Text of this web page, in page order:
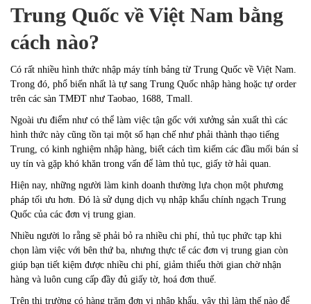
Trung Quốc về Việt Nam bằng
cách nào?
Có rất nhiều hình thức nhập máy tính bảng từ Trung Quốc về Việt Nam.
Trong đó, phổ biến nhất là tự sang Trung Quốc nhập hàng hoặc tự order
trên các sàn TMĐT như Taobao, 1688, Tmall.
Ngoài ưu điểm như có thể làm việc tận gốc với xưởng sản xuất thì các
hình thức này cũng tồn tại một số hạn chế như phải thành thạo tiếng
Trung, có kinh nghiệm nhập hàng, biết cách tìm kiếm các đầu mối bán sỉ
uy tín và gặp khó khăn trong vấn để làm thủ tục, giấy tờ hải quan.
Hiện nay, những người làm kinh doanh thường lựa chọn một phương
pháp tối ưu hơn. Đó là sử dụng dịch vụ nhập khẩu chính ngạch Trung
Quốc của các đơn vị trung gian.
Nhiều người lo rằng sẽ phải bỏ ra nhiều chi phí, thủ tục phức tạp khi
chọn làm việc với bên thứ ba, nhưng thực tế các đơn vị trung gian còn
giúp bạn tiết kiệm được nhiều chi phí, giảm thiểu thời gian chờ nhận
hàng và luôn cung cấp đầy đủ giấy tờ, hoá đơn thuế.
Trên thị trường có hàng trăm đơn vị nhập khẩu, vậy thì làm thế nào để